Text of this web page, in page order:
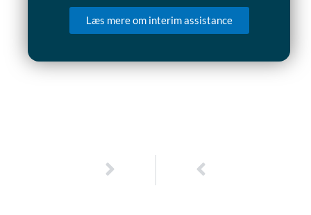
Læs mere om interim assistance